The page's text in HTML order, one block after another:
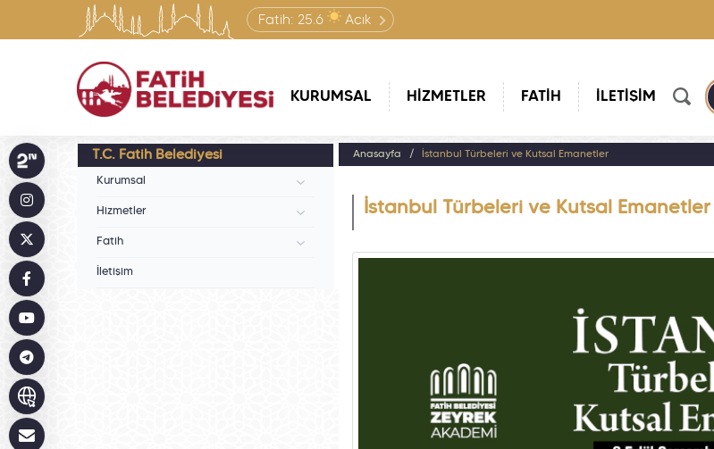
Fatih: 25.6 Açık
KURUMSAL HİZMETLER FATİH İLETİŞİM
T.C. Fatih Belediyesi
Kurumsal
Hizmetler
Fatih
İletişim
Anasayfa İstanbul Türbeleri ve Kutsal Emanetler
İstanbul Türbeleri ve Kutsal Emanetler